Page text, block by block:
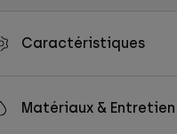
Caractéristiques
Matériaux & Entretien